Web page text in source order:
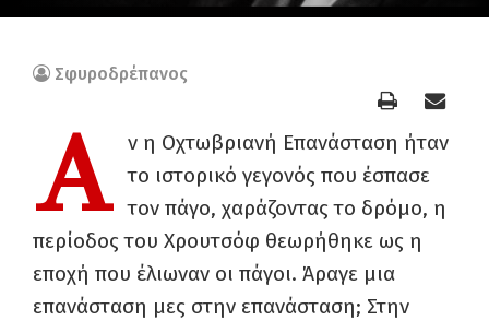
Σφυροδρέπανος
Α
ν η Οχτωβριανή Επανάσταση ήταν
το ιστορικό γεγονός που έσπασε
τον πάγο, χαράζοντας το δρόμο, η
περίοδος του Χρουτσόφ θεωρήθηκε ως η
εποχή που έλιωναν οι πάγοι. Άραγε μια
επανάσταση μες στην επανάσταση; Στην